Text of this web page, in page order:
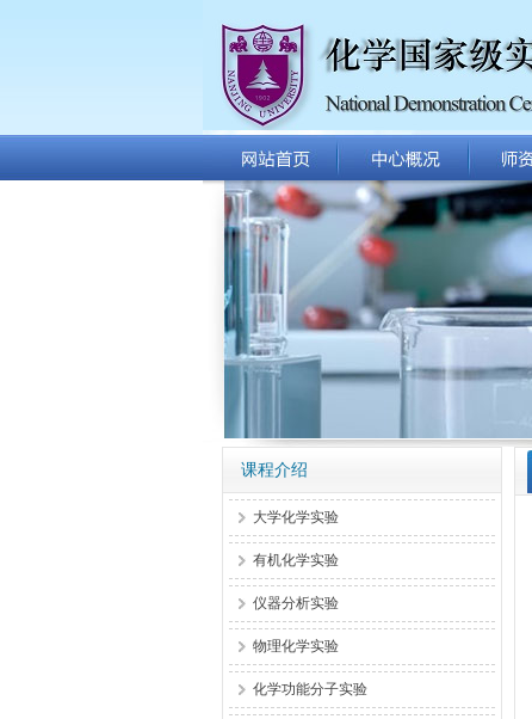
课程介绍
大学化学实验
有机化学实验
仪器分析实验
物理化学实验
化学功能分子实验